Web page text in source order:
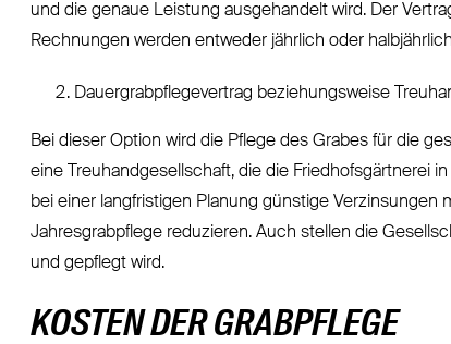
und die genaue Leistung ausgehandelt wird. Der
Rechnungen werden entweder jährlich oder
Dauergrabpflegevertrag beziehungsweise
Bei dieser Option wird die Pflege des Grabes für die
eine Treuhandgesellschaft, die die Friedhofsgärtnerei
bei einer langfristigen Planung günstige
Jahresgrabpflege reduzieren. Auch stellen die
und gepflegt wird.
KOSTEN DER GRABPFLEGE